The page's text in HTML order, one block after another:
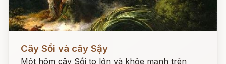
Cây Sồi và cây Sậy
Một hôm cây Sồi to lớn và khỏe mạnh trên